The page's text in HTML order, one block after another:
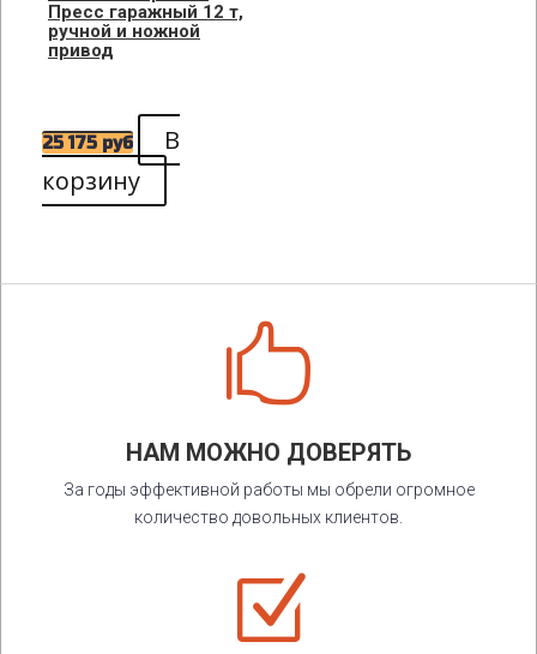
Пресс гаражный 12 т,
ручной и ножной
привод
25 175 руб
В
корзину

НАМ МОЖНО ДОВЕРЯТЬ
За годы эффективной работы мы обрели огромное
количество довольных клиентов.
Z